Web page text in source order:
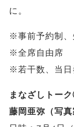
に。
※事前予約制、
※全席自由席
※若干数、当日
まなざしトー
藤岡亜弥（写